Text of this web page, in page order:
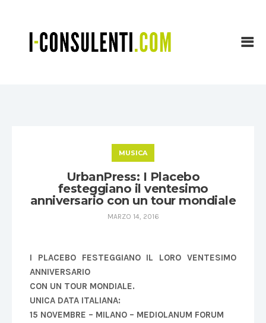
MUSICA
UrbanPress: I Placebo
festeggiano il ventesimo
anniversario con un tour mondiale
MARZO 14, 2016
I PLACEBO FESTEGGIANO IL LORO VENTESIMO
ANNIVERSARIO
CON UN TOUR MONDIALE.
UNICA DATA ITALIANA:
15 NOVEMBRE – MILANO – MEDIOLANUM FORUM